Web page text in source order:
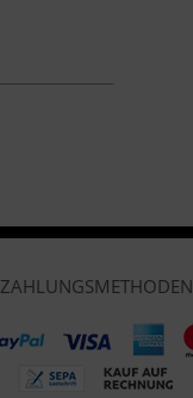
ZAHLUNGSMETHODEN